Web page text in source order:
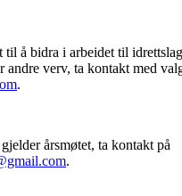
til å bidra i arbeidet til
andre verv, ta kontakt med
.
årsmøtet, ta kontakt på
.